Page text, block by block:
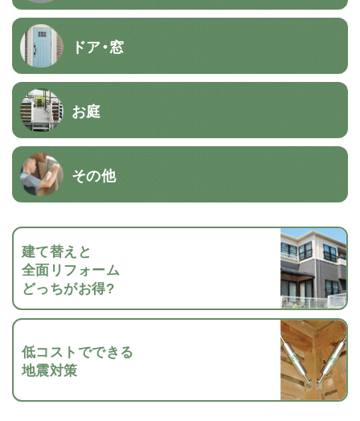
ドア・窓
お庭
その他
建て替えと
全面リフォーム
どっちがお得?
低コストでできる
地震対策